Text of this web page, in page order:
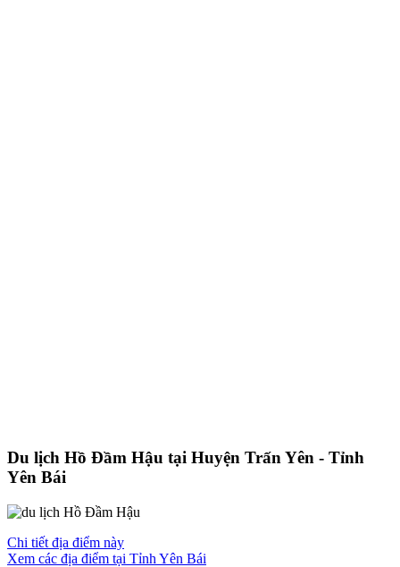
Du lịch Hồ Đầm Hậu tại Huyện Trấn Yên - Tỉnh
Yên Bái
Chi tiết địa điểm này
Xem các địa điểm tại Tỉnh Yên Bái